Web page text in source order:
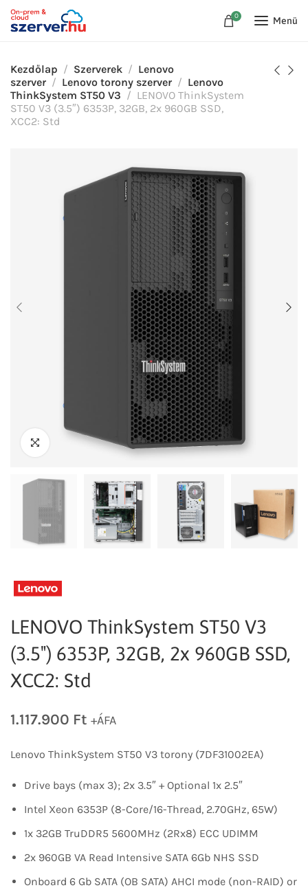
0 Menü
Kezdőlap Szerverek
Lenovo
szerver
Lenovo torony szerver
Lenovo
ThinkSystem ST50 V3
LENOVO ThinkSystem
ST50 V3 (3.5″) 6353P, 32GB, 2x 960GB SSD,
XCC2: Std
LENOVO ThinkSystem ST50 V3
(3.5″) 6353P, 32GB, 2x 960GB SSD,
XCC2: Std
1.117.900 Ft +ÁFA
Lenovo ThinkSystem ST50 V3 torony (7DF31002EA)
Drive bays (max 3); 2x 3.5″ + Optional 1x 2.5″
Intel Xeon 6353P (8-Core/16-Thread, 2.70GHz, 65W)
1x 32GB TruDDR5 5600MHz (2Rx8) ECC UDIMM
2x 960GB VA Read Intensive SATA 6Gb NHS SSD
Onboard 6 Gb SATA (OB SATA) AHCI mode (non-RAID) or